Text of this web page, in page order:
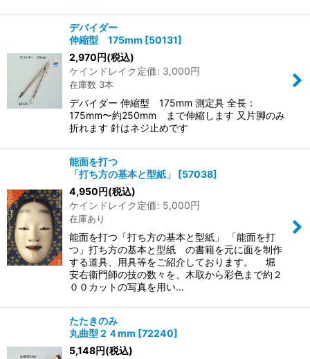
デバイダー
伸縮型 175mm [50131]
2,970円(税込)
ケインドレイク定価: 3,000円
在庫数 3本
デバイダー 伸縮型 175mm 測定具 全長：
175mm〜約250mm まで伸縮します 又片脚のみ
折れます 針はネジ止めです
能面を打つ
「打ち方の基本と型紙」
[57038]
4,950円(税込)
ケインドレイク定価: 5,000円
在庫あり
能面を打つ「打ち方の基本と型紙」 「能面を打
つ」打ち方の基本と型紙 の書籍を元に面を制作
する道具、用具等をご紹介しております。 堀
安右衞門師の技の数々を、木取から彩色まで約２
００カットの写真を用い…
たたきのみ
丸曲型２４mm [72240]
5,148円(税込)